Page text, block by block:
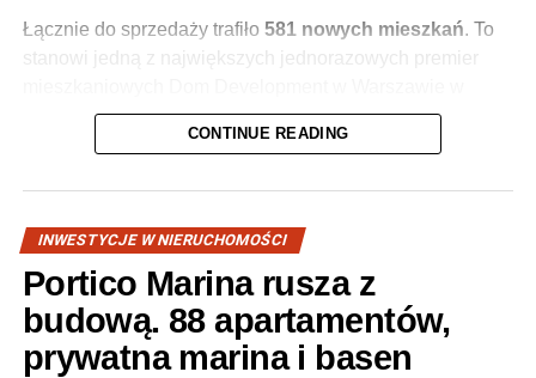
Łącznie do sprzedaży trafiło 581 nowych mieszkań. To
stanowi jedną z największych jednorazowych premier
ostatnich miesiącach.
CONTINUE READING
INWESTYCJE W NIERUCHOMOŚCI
Portico Marina rusza z
budową. 88 apartamentów,
prywatna marina i basen